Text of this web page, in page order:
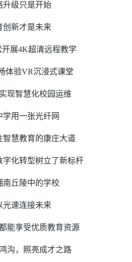
升级只是开始
创新才是未来
开展4K超清远程教学
体验VR沉浸式课堂
现智慧化校园运维
学用一张光纤网
智慧教育的康庄大道
字化转型树立了新标杆
南丘陵中的学校
光速连接未来
能享受优质教育资源
沟，照亮成才之路